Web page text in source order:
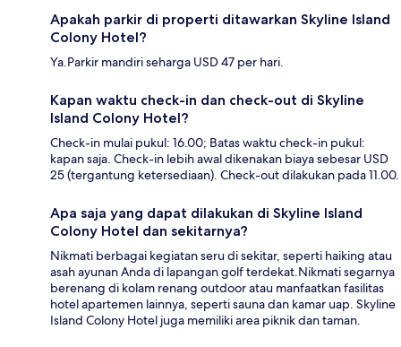
Apakah parkir di properti ditawarkan Skyline Island
Colony Hotel?
Ya.Parkir mandiri seharga USD 47 per hari.
Kapan waktu check-in dan check-out di Skyline
Island Colony Hotel?
Check-in mulai pukul: 16.00; Batas waktu check-in pukul:
kapan saja. Check-in lebih awal dikenakan biaya sebesar USD
25 (tergantung ketersediaan). Check-out dilakukan pada 11.00.
Apa saja yang dapat dilakukan di Skyline Island
Colony Hotel dan sekitarnya?
Nikmati berbagai kegiatan seru di sekitar, seperti haiking atau
asah ayunan Anda di lapangan golf terdekat.Nikmati segarnya
berenang di kolam renang outdoor atau manfaatkan fasilitas
hotel apartemen lainnya, seperti sauna dan kamar uap. Skyline
Island Colony Hotel juga memiliki area piknik dan taman.